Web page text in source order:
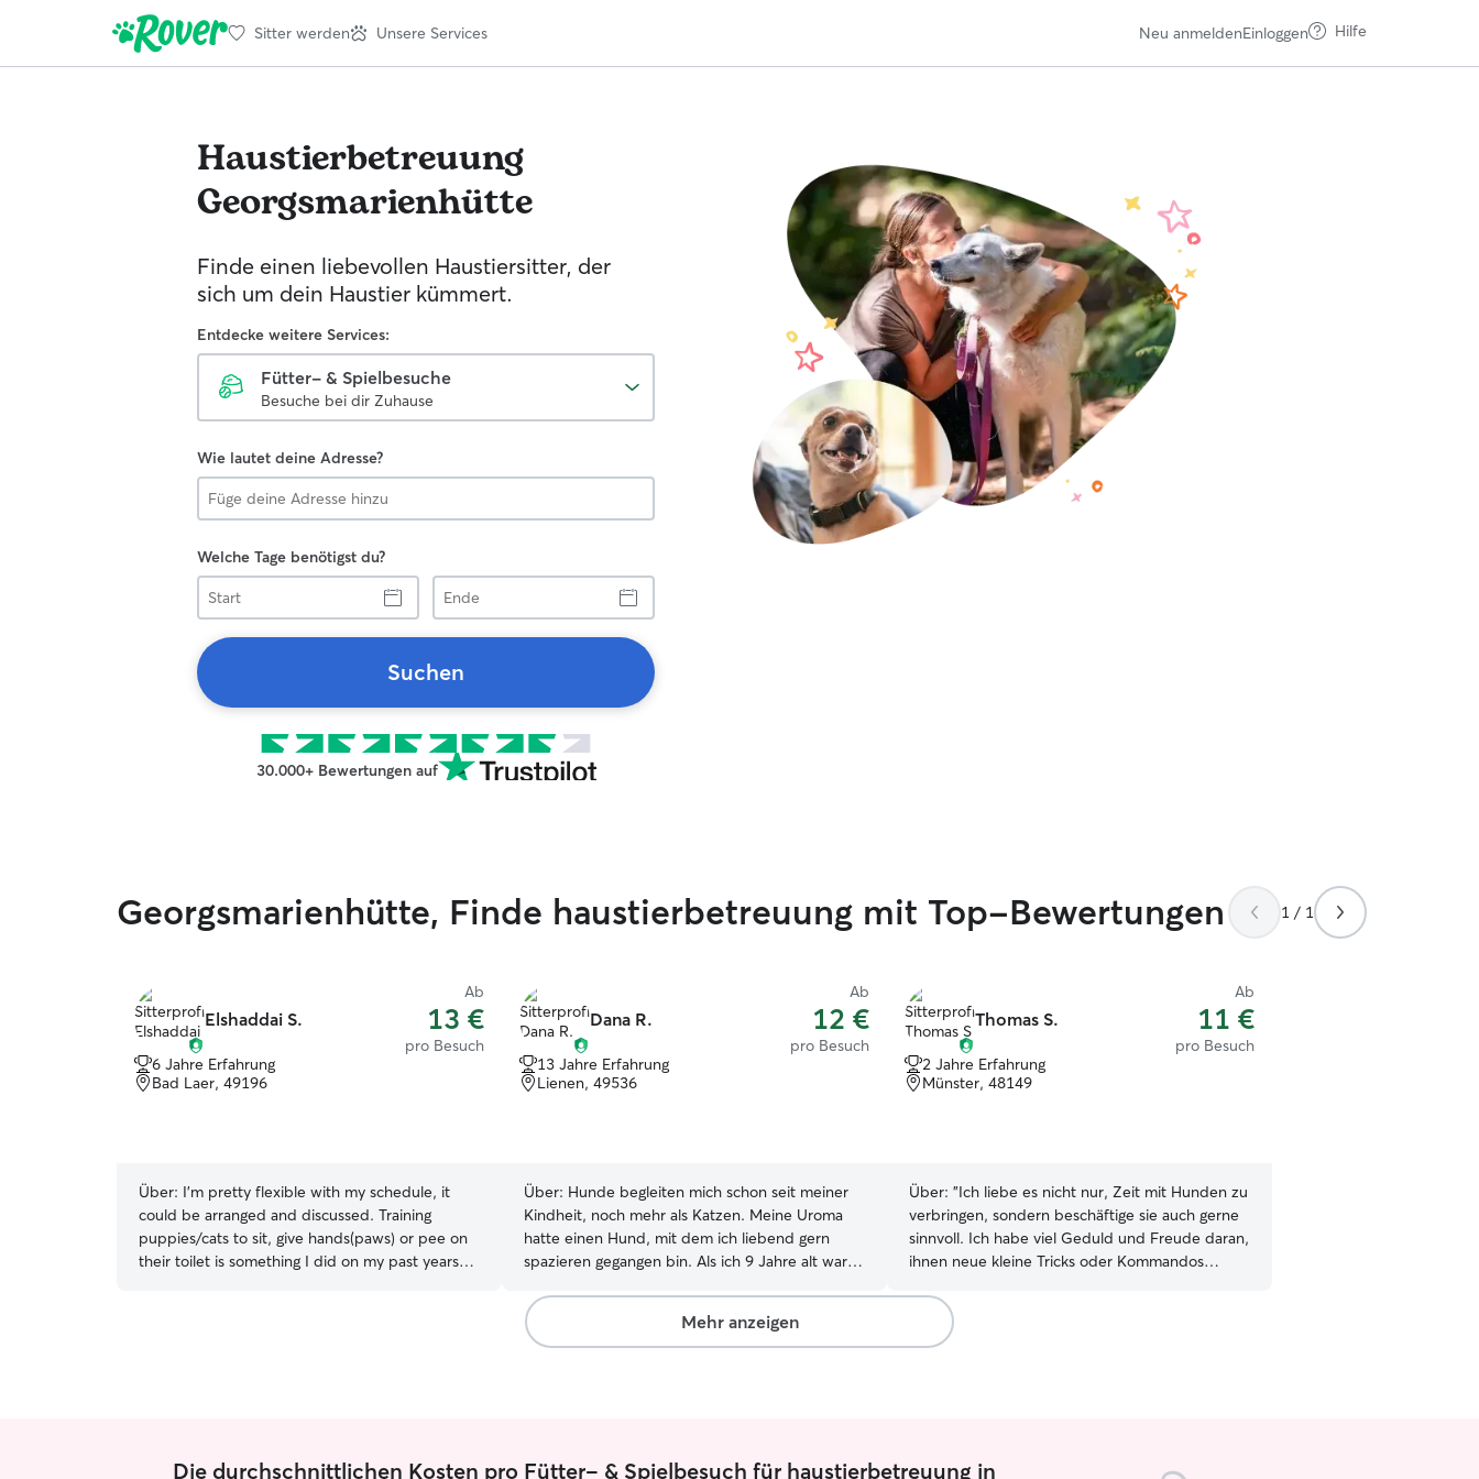
Sitter werden Unsere Services Neu anmeldenEinloggen Hilfe
Haustierbetreuung
Georgsmarienhütte
Finde einen liebevollen Haustiersitter, der
sich um dein Haustier kümmert.
Entdecke weitere Services:
Fütter- & Spielbesuche
Besuche bei dir Zuhause
Wie lautet deine Adresse?
Welche Tage benötigst du?
Start
Ende
Suchen
30.000+ Bewertungen auf
Georgsmarienhütte, Finde haustierbetreuung mit Top-Bewertungen 1 / 1
Elshaddai S.
Ab
13 €
pro Besuch
6 Jahre Erfahrung
Bad Laer, 49196
Über: I’m pretty flexible with my schedule, it
could be arranged and discussed. Training
puppies/cats to sit, give hands(paws) or pee on
their toilet is something I did on my past years
Dana R.
Ab
12 €
pro Besuch
13 Jahre Erfahrung
Lienen, 49536
Über: Hunde begleiten mich schon seit meiner
Kindheit, noch mehr als Katzen. Meine Uroma
hatte einen Hund, mit dem ich liebend gern
spazieren gegangen bin. Als ich 9 Jahre alt war,
Während meines einjährigen
Bundesfreiwilligendienstes im Tierheim habe ich
auch die herausfordernde Seite der
Ich habe gelernt, wie wichtig es ist, jeden Tier
Thomas S.
Ab
11 €
pro Besuch
2 Jahre Erfahrung
Münster, 48149
Über: "Ich liebe es nicht nur, Zeit mit Hunden zu
verbringen, sondern beschäftige sie auch gerne
sinnvoll. Ich habe viel Geduld und Freude daran,
ihnen neue kleine Tricks oder Kommandos
jede Menge Spaß bringt. Und für die
Ruhephasen gibt es eine ganz besondere
Tradition: Ich erzähle ihnen Geschichten mit
flexibel und habe den ganzen Tag über Zeit für
Mehr anzeigen
Die durchschnittlichen Kosten pro Fütter- & Spielbesuch für haustierbetreuung in